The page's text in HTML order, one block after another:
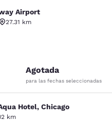
Airport
27.31 km
estrellas. Bueno. 1884 reseñas
Agotada
para las fechas seleccionadas
Hotel, Chicago
Hotel, Chicago
km